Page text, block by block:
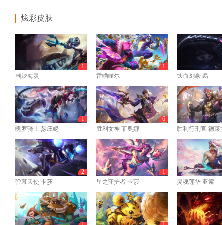
炫彩皮肤
潮汐海灵
1
雷喵喵尔
1
铁血剑豪 易
魄罗骑士 瑟庄妮
1
胜利女神 菲奥娜
6
胜利行刑官 德莱
弹幕天使 卡莎
2
星之守护者 卡莎
1
灵魂莲华 亚索